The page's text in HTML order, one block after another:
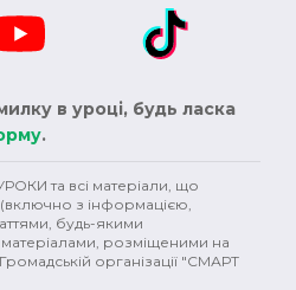
в уроці, будь ласка
.
та всі матеріали, що
з інформацією,
будь-якими
розміщеними на
організації "СМАРТ